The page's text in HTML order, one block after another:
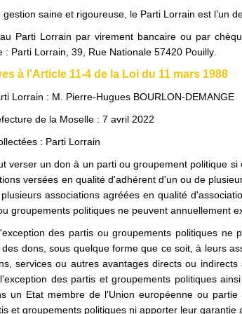
saine et rigoureuse, le Parti Lorrain est l’un
Parti Lorrain par virement bancaire ou par
: Parti Lorrain, 39, Rue Nationale 57420 Pouilly.
à l'Article 11-4 de la Loi du 11 mars 1988
Lorrain : M. Pierre-Hugues BOURLON-DEMANGE
de la Moselle : 7 avril 2022
: Parti Lorrain
verser un don à un parti ou groupement politique
versées en qualité d'adhérent d'un ou de
associations agréées en qualité
groupements politiques ne peuvent annuellement
des partis ou groupements politiques
dons, sous quelque forme que ce soit, à leurs
services ou autres avantages directs ou
des partis et groupements politiques
un Etat membre de l'Union européenne ou
et groupements politiques ni apporter leur